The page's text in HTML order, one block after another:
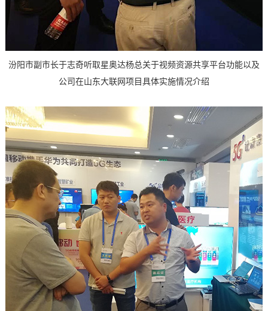
汾阳市副市长于志奇听取星奥达杨总关于视频资源共享平台功能以及
公司在山东大联网项目具体实施情况介绍